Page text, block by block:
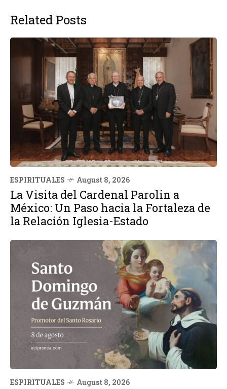
Related Posts
ESPIRITUALES August 8, 2026
La Visita del Cardenal Parolin a
México: Un Paso hacia la Fortaleza de
la Relación Iglesia-Estado
ESPIRITUALES August 8, 2026